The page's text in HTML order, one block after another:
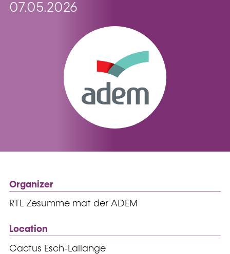
07.05.2026
Organizer
RTL Zesumme mat der ADEM
Location
Cactus Esch-Lallange